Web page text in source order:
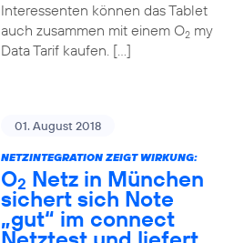
Interessenten können das Tablet
auch zusammen mit einem O2my
Data Tarif kaufen. […]
01. August 2018
NETZINTEGRATION ZEIGT WIRKUNG:
O2 Netz in München
sichert sich Note
„gut“ im connect